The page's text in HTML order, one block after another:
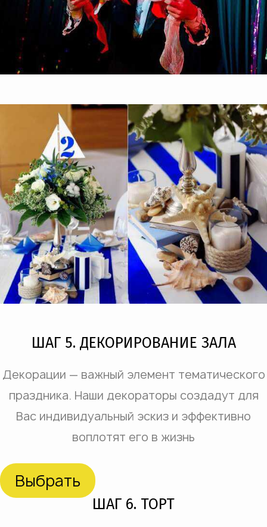
ШАГ 5. ДЕКОРИРОВАНИЕ ЗАЛА
Декорации — важный элемент тематического
праздника. Наши декораторы создадут для
Вас индивидуальный эскиз и эффективно
воплотят его в жизнь
Выбрать
ШАГ 6. ТОРТ